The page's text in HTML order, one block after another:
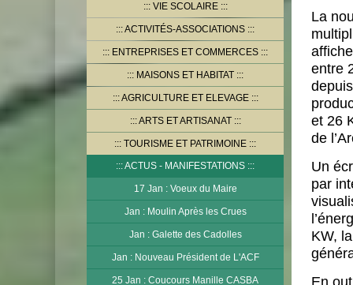
VIE SCOLAIRE
ACTIVITÉS-ASSOCIATIONS
ENTREPRISES ET COMMERCES
MAISONS ET HABITAT
AGRICULTURE ET ELEVAGE
ARTS ET ARTISANAT
TOURISME ET PATRIMOINE
ACTUS - MANIFESTATIONS
17 Jan : Voeux du Maire
Jan : Moulin Après les Crues
Jan : Galette des Cadolles
Jan : Nouveau Président de L'ACF
25 Jan : Coucours Manille CASBA
La
entre
et 26
de
Un
par
KW,
En